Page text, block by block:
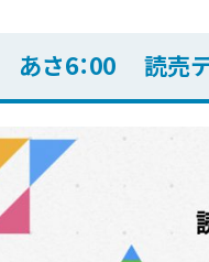
あさ6：00 読売